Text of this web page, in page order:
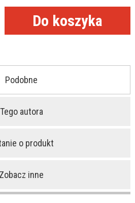
Podobne
Tego autora
o produkt
Zobacz inne